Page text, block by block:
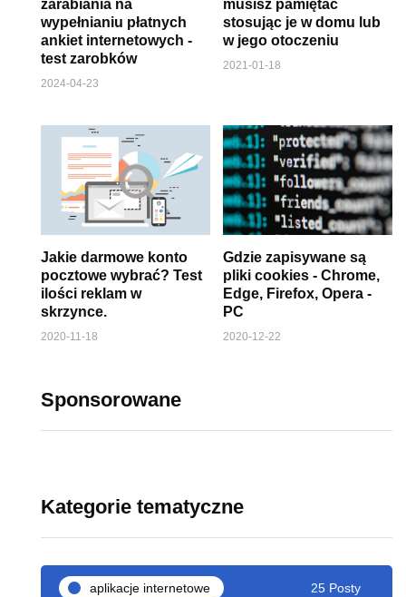
zarabiania na
wypełnianiu płatnych
ankiet internetowych -
test zarobków
2024-04-23
musisz pamiętać
stosując je w domu lub
w jego otoczeniu
2021-01-18
Jakie darmowe konto
pocztowe wybrać? Test
ilości reklam w
skrzynce.
2020-11-18
Gdzie zapisywane są
pliki cookies - Chrome,
Edge, Firefox, Opera -
PC
2020-12-22
Sponsorowane
Kategorie tematyczne
aplikacje internetowe 25 Posty